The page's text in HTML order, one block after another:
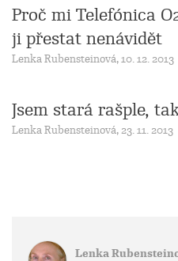
Proč mi Telefónica
ji přestat nenávidět
Lenka Rubensteinová, 10. 12. 2013
Jsem stará rašple,
Lenka Rubensteinová, 23. 11. 2013
Lenka